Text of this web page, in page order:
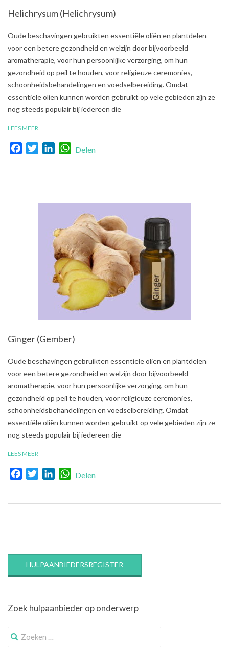
Helichrysum (Helichrysum)
2021-
Oude beschavingen gebruikten essentiële oliën en plantdelen
voor een betere gezondheid en welzijn door bijvoorbeeld
aromatherapie, voor hun persoonlijke verzorging, om hun
gezondheid op peil te houden, voor religieuze ceremonies,
schoonheidsbehandelingen en voedselbereiding. Omdat
essentiële oliën kunnen worden gebruikt op vele gebieden zijn ze
nog steeds populair bij iedereen die
LEES MEER
FacebookTwitterLinkedInWhatsApp
Delen
Ginger (Gember)
2021-
Oude beschavingen gebruikten essentiële oliën en plantdelen
voor een betere gezondheid en welzijn door bijvoorbeeld
aromatherapie, voor hun persoonlijke verzorging, om hun
gezondheid op peil te houden, voor religieuze ceremonies,
schoonheidsbehandelingen en voedselbereiding. Omdat
essentiële oliën kunnen worden gebruikt op vele gebieden zijn ze
nog steeds populair bij iedereen die
LEES MEER
FacebookTwitterLinkedInWhatsApp
Delen
HULPAANBIEDERSREGISTER
Zoek hulpaanbieder op onderwerp
Zoek
naar: